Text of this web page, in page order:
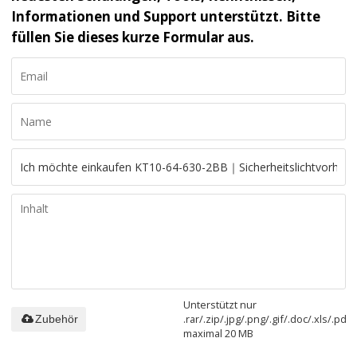
Informationen und Support unterstützt. Bitte
füllen Sie dieses kurze Formular aus.
Unterstützt nur
.rar/.zip/.jpg/.png/.gif/.doc/.xls/.pdf,
maximal 20 MB
Zubehör